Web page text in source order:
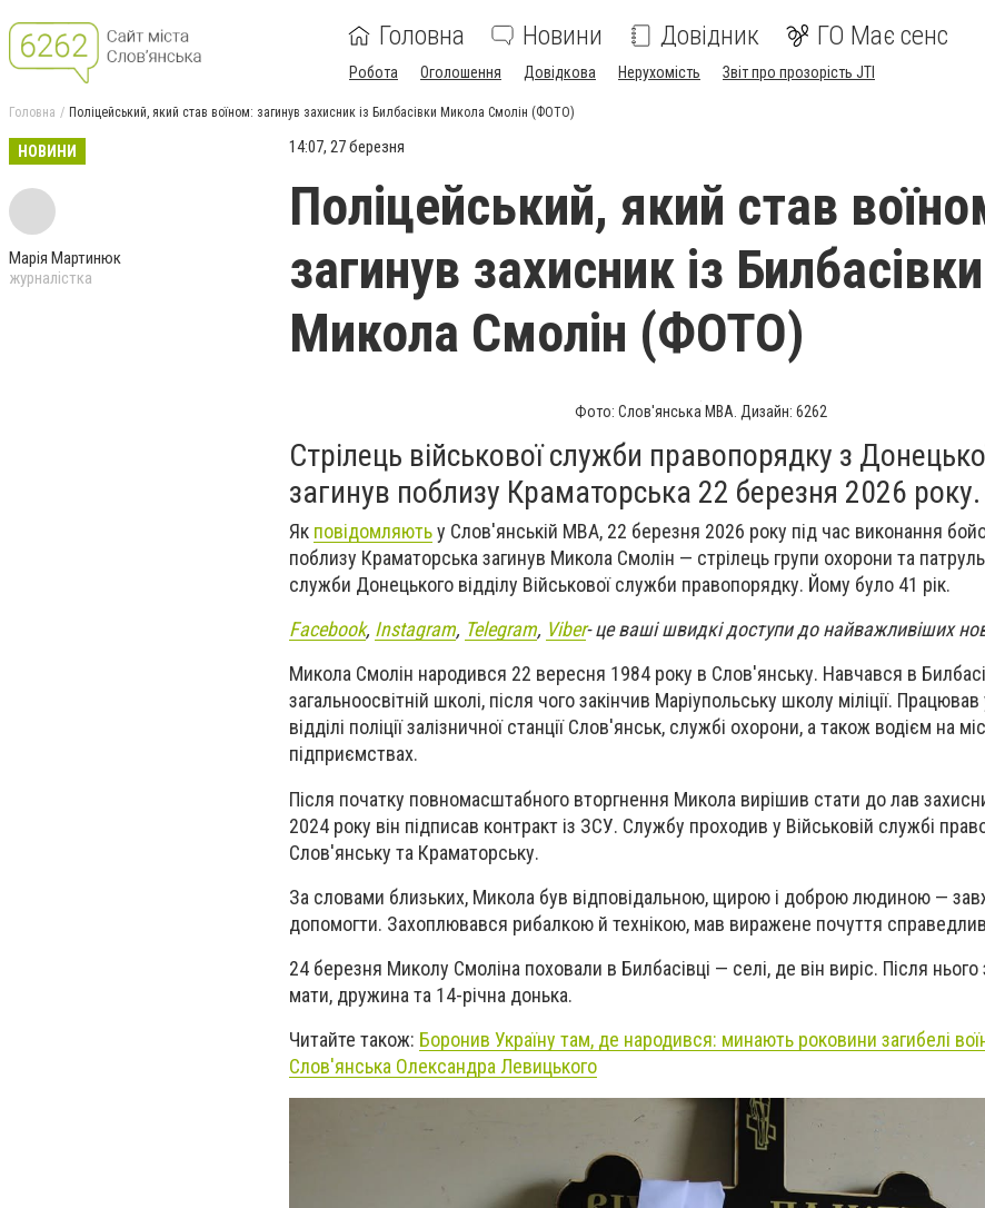
Головна Новини Довідник ГО Має сенс
Робота Оголошення Довідкова Нерухомість Звіт про прозорість JTI
Головна Поліцейський, який став воїном: загинув захисник із Билбасівки Микола Смолін (ФОТО)
НОВИНИ
Марія Мартинюк
журналістка
14:07, 27 березня
Поліцейський, який став
загинув захисник із Билбасівки
Микола Смолін (ФОТО)
Фото: Слов'янська МВА. Дизайн: 6262
Стрілець військової служби правопорядку з
загинув поблизу Краматорська 22 березня 2026 року.
Як повідомляютьу Слов'янській МВА, 22 березня 2026 року під час виконання
поблизу Краматорська загинув Микола Смолін — стрілець групи охорони та
служби Донецького відділу Військової служби правопорядку. Йому було 41 рік.
Facebook, Instagram, Telegram, Viber- це ваші швидкі доступи до найважливіших
Микола Смолін народився 22 вересня 1984 року в Слов'янську. Навчався в
загальноосвітній школі, після чого закінчив Маріупольську школу міліції. Працював
відділі поліції залізничної станції Слов'янськ, службі охорони, а також водієм на
підприємствах.
Після початку повномасштабного вторгнення Микола вирішив стати до лав
2024 року він підписав контракт із ЗСУ. Службу проходив у Військовій службі
Слов'янську та Краматорську.
За словами близьких, Микола був відповідальною, щирою і доброю людиною —
допомогти. Захоплювався рибалкою й технікою, мав виражене почуття
24 березня Миколу Смоліна поховали в Билбасівці — селі, де він виріс. Після
мати, дружина та 14-річна донька.
Читайте також: Боронив Україну там, де народився: минають роковини загибелі
Слов'янська Олександра Левицького